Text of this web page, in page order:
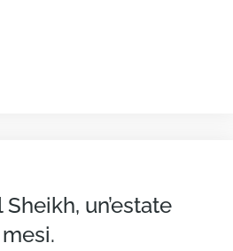
un’estate